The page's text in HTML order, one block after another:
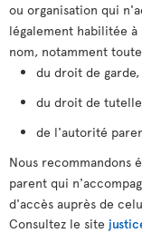
ou organisation qui
légalement habilitée
nom, notamment
du droit de garde,
du droit de
de l'autorité
Nous recommandons
parent qui
d'accès auprès de
Consultez le site